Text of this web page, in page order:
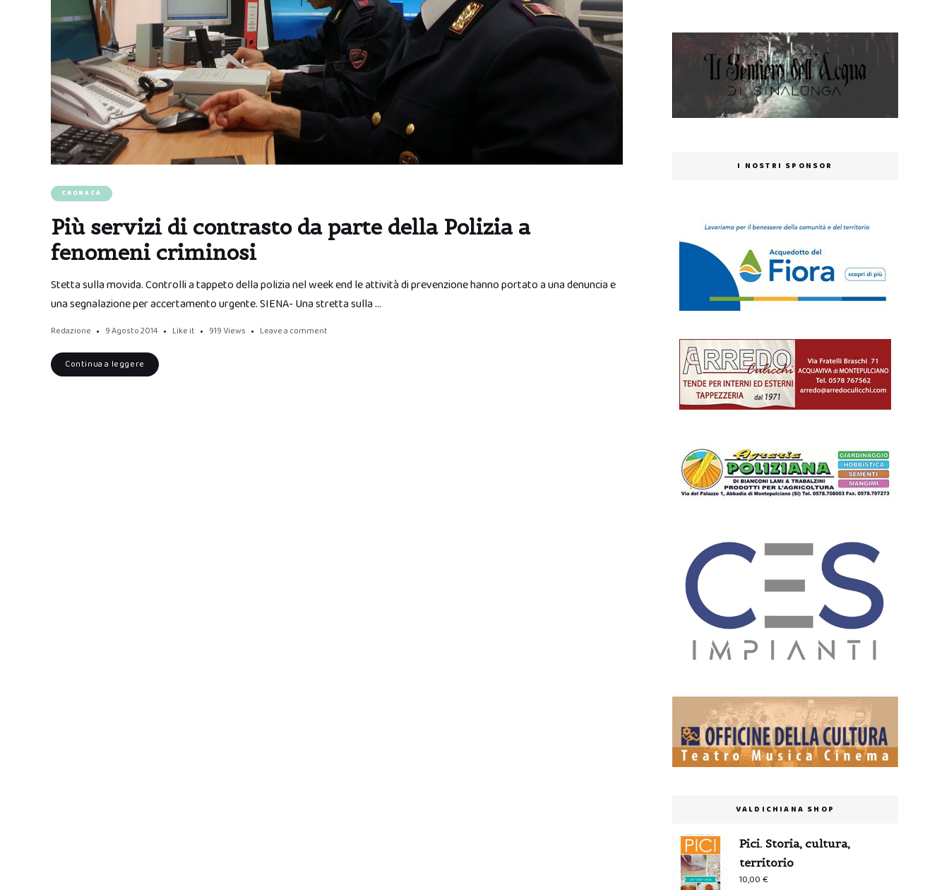
CRONACA
Più servizi di contrasto da parte della Polizia a
fenomeni criminosi
Stetta sulla movida. Controlli a tappeto della polizia nel week end le attività di prevenzione hanno portato a una denuncia e
una segnalazione per accertamento urgente. SIENA- Una stretta sulla …
Redazione 9 Agosto 2014 Like it 919 Views Leave a comment
Continua a leggere
I NOSTRI SPONSOR
VALDICHIANA SHOP
Pici. Storia, cultura,
territorio
10,00€